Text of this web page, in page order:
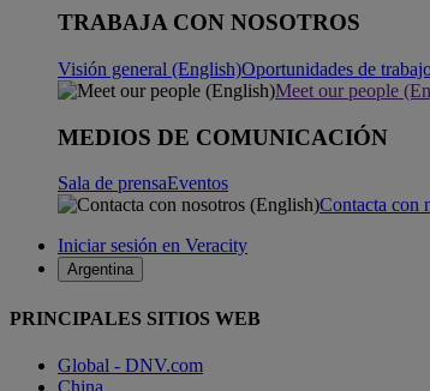
TRABAJA CON NOSOTROS
Visión general (English)Oportunidades de
Meet our people
MEDIOS DE COMUNICACIÓN
Sala de prensaEventos
Contacta con
Iniciar sesión en Veracity
Argentina
PRINCIPALES SITIOS WEB
Global - DNV.com
China